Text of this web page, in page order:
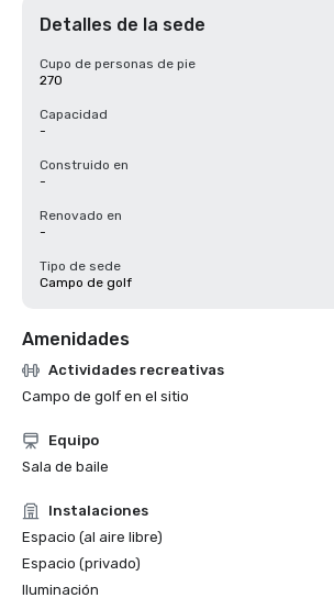
Detalles de la sede
Cupo de personas de pie
270
Capacidad
-
Construido en
-
Renovado en
-
Tipo de sede
Campo de golf
Amenidades
Actividades recreativas
Campo de golf en el sitio
Equipo
Sala de baile
Instalaciones
Espacio (al aire libre)
Espacio (privado)
Iluminación